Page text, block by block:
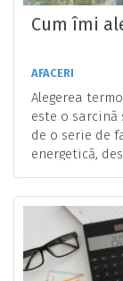
Cum îmi
AFACERI
Alegerea
este o
de o serie de
energetică,